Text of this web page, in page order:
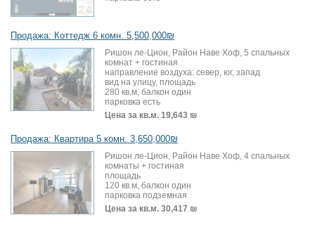
Продажа: Коттедж 6 комн. 5,500,000₪
Ришон ле-Цион, Район Наве Хоф, 5 спальных
комнат + гостиная
направление воздуха: север, юг, запад
вид на улицу, площадь
280 кв.м, балкон один
парковка есть
Цена за кв.м. 19,643 ₪
Продажа: Квартира 5 комн. 3,650,000₪
Ришон ле-Цион, Район Наве Хоф, 4 спальных
комнаты + гостиная
площадь
120 кв.м, балкон один
парковка подземная
Цена за кв.м. 30,417 ₪